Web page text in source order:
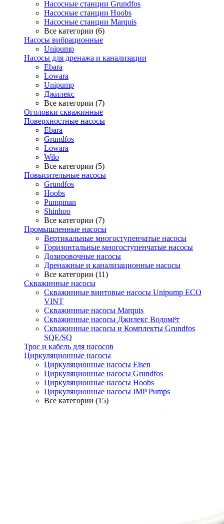
Насосные станции Grundfos
Насосные станции Hoobs
Насосные станции Marquis
Все категории (6)
Насосы вибрационные
Unipump
Насосы для дренажа и канализации
Ebara
Lowara
Unipump
Джилекс
Все категории (7)
Оголовки скважинные
Поверхностные насосы
Ebara
Grundfos
Lowara
Wilo
Все категории (5)
Повысительные насосы
Grundfos
Hoobs
Pumpman
Shinhoo
Все категории (7)
Промышленные насосы
Вертикальные многоступенчатые насосы
Горизонтальные многоступенчатые насосы
Дозировочные насосы
Дренажные и канализационные насосы
Все категории (11)
Скважинные насосы
Скважинные винтовые насосы Unipump ECO
VINT
Скважинные насосы Marquis
Скважинные насосы Джилекс Водомёт
Скважинные насосы и Комплекты Grundfos
SQE/SQ
Трос и кабель для насосов
Циркуляционные насосы
Циркуляционные насосы Elsen
Циркуляционные насосы Grundfos
Циркуляционные насосы Hoobs
Циркуляционные насосы IMP Pumps
Все категории (15)